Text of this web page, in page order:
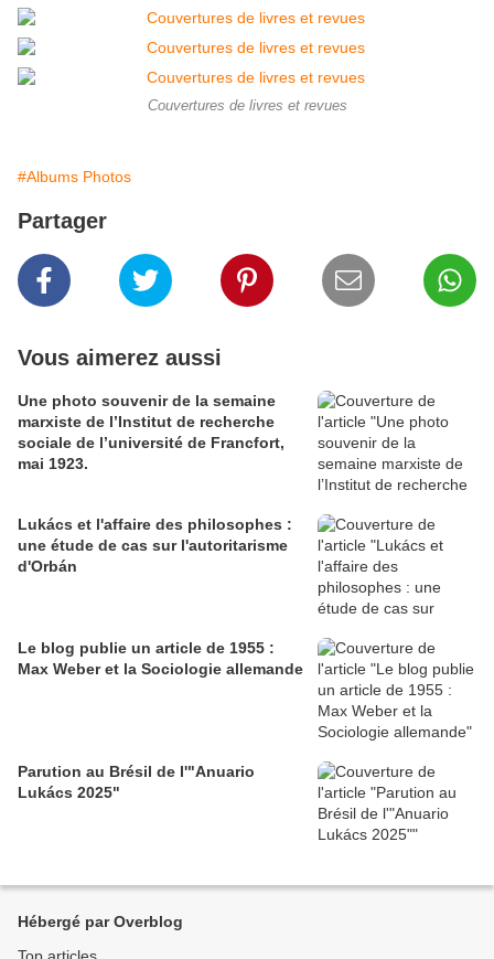
Couvertures de livres et revues
#Albums Photos
Partager
Vous aimerez aussi
Une photo souvenir de la semaine
marxiste de l’Institut de recherche
sociale de l’université de Francfort,
mai 1923.
Lukács et l'affaire des philosophes :
une étude de cas sur l'autoritarisme
d'Orbán
Le blog publie un article de 1955 :
Max Weber et la Sociologie allemande
Parution au Brésil de l'"Anuario
Lukács 2025"
Hébergé par Overblog